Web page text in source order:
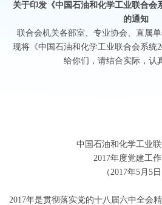
关于印发《中国石油和化学工业联合会
的通知
联合会机关各部室、专业协会、直属
现将《中国石油和化学工业联合会系统
给你们，请结合实际，认
中国石油和化学工业
2017年度党建工
（2017年5月5日
2017年是贯彻落实党的十八届六中全会